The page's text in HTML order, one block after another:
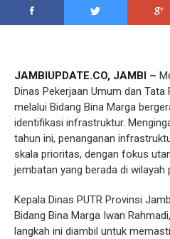
JAMBIUPDATE.CO, JAMBI –
Dinas Pekerjaan Umum dan Tata
melalui Bidang Bina Marga
identifikasi infrastruktur.
tahun ini, penanganan
skala prioritas, dengan fokus
jembatan yang berada di wilayah
Kepala Dinas PUTR Provinsi
Bidang Bina Marga Iwan
langkah ini diambil untuk